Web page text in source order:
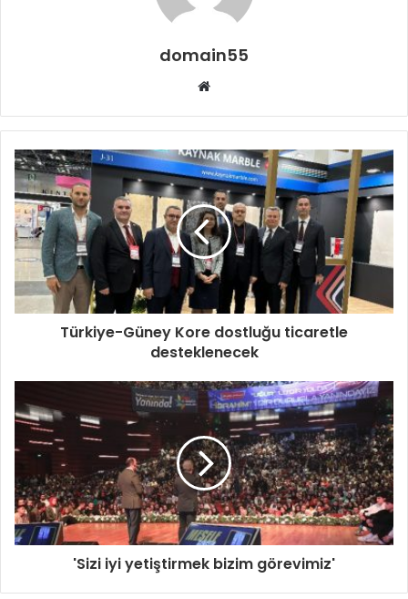
domain55
Web
Türkiye-Güney Kore dostluğu ticaretle
desteklenecek
'Sizi iyi yetiştirmek bizim görevimiz'